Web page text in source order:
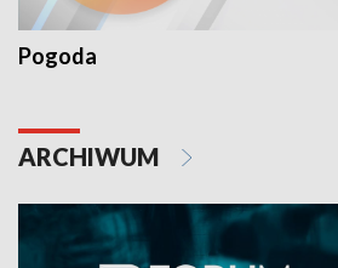
Pogoda
ARCHIWUM